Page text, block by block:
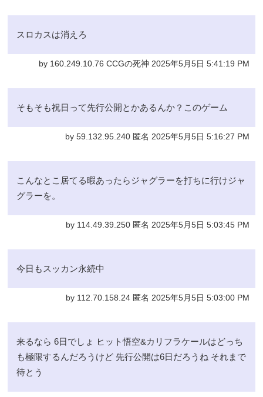
スロカスは消えろ
by 160.249.10.76 CCGの死神 2025年5月5日 5:41:19 PM
そもそも祝日って先行公開とかあるんか？このゲーム
by 59.132.95.240 匿名 2025年5月5日 5:16:27 PM
こんなとこ居てる暇あったらジャグラーを打ちに行けジャ
グラーを。
by 114.49.39.250 匿名 2025年5月5日 5:03:45 PM
今日もスッカン永続中
by 112.70.158.24 匿名 2025年5月5日 5:03:00 PM
来るなら 6日でしょ ヒット悟空&カリフラケールはどっち
も極限するんだろうけど 先行公開は6日だろうね それまで
待とう